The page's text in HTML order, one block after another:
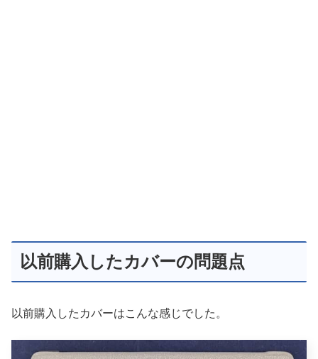
以前購入したカバーの問題点
以前購入したカバーはこんな感じでした。